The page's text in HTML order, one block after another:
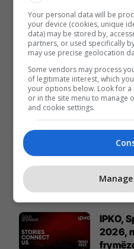
IPKO,
2026,
Your personal data will be
your device (cookies, unique
data) may be stored by,
partners, or used specifically
may use precise geolocation
Some vendors may process
of legitimate interest, which
your options below. Look for
or in the site menu to manage
and cookie settings.